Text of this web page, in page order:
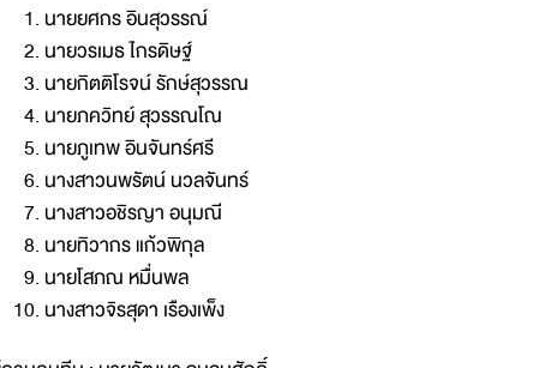
นายยศกร อินสุวรรณ์
นายวรเมธ ไกรดิษฐ์
นายกิตติโรจน์ รักษ์สุวรรณ
นายภควิทย์ สุวรรณโณ
นายภูเทพ อินจันทร์ศรี
นางสาวนพรัตน์ นวลจันทร์
นางสาวอชิรญา อนุมณี
นายทิวากร แก้วพิกุล
นายโสภณ หมื่นพล
นางสาวจิรสุดา เรืองเพ็ง